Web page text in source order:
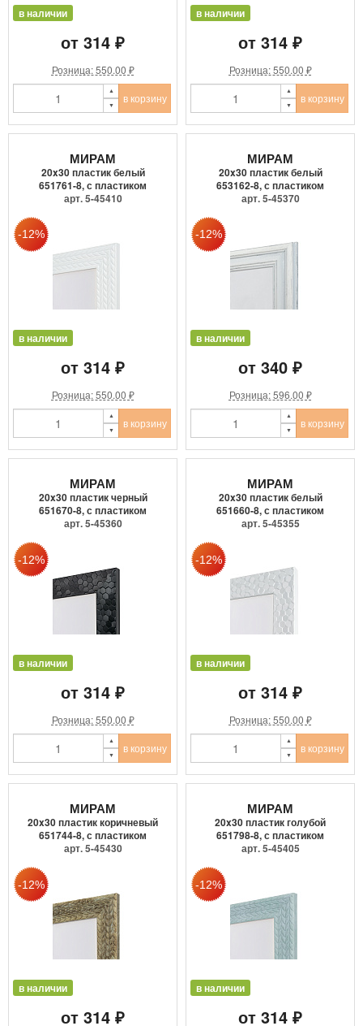
в наличии
от 314 ₽
Розница: 550.00 ₽
в корзину
в наличии
от 314 ₽
Розница: 550.00 ₽
в корзину
МИРАМ
20x30 пластик белый
651761-8, с пластиком
арт. 5-45410
в наличии
от 314 ₽
Розница: 550.00 ₽
в корзину
МИРАМ
20x30 пластик белый
653162-8, с пластиком
арт. 5-45370
в наличии
от 340 ₽
Розница: 596.00 ₽
в корзину
МИРАМ
20x30 пластик черный
651670-8, с пластиком
арт. 5-45360
в наличии
от 314 ₽
Розница: 550.00 ₽
в корзину
МИРАМ
20x30 пластик белый
651660-8, с пластиком
арт. 5-45355
в наличии
от 314 ₽
Розница: 550.00 ₽
в корзину
МИРАМ
20x30 пластик коричневый
651744-8, с пластиком
арт. 5-45430
в наличии
от 314 ₽
МИРАМ
20x30 пластик голубой
651798-8, с пластиком
арт. 5-45405
в наличии
от 314 ₽